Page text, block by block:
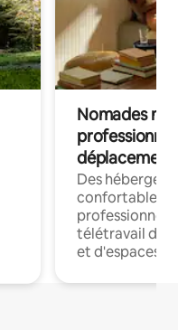
Nomades
déplacement
Des
confortables
professionnels
télétravail
et d'espaces